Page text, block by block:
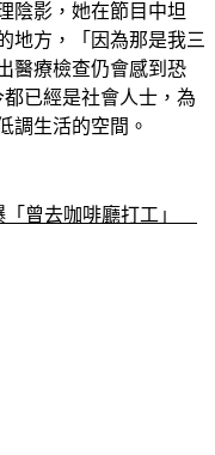
陰影，她在節目中坦
地方，「因為那是我三
醫療檢查仍會感到恐
已經是社會人士，為
調生活的空間。
「曾去咖啡廳打工」